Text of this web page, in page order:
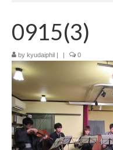
演奏会情報
卒業記念演奏会2027
九大フィルとは
九大フィルの歴史
ご寄付のお願い
0915(3)
by kyudaiphil 0